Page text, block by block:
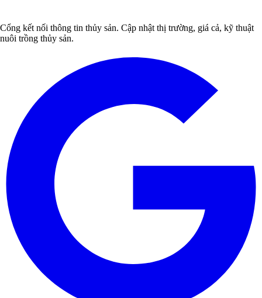
Cổng kết nối thông tin thủy sản. Cập nhật thị trường, giá cả, kỹ thuật
nuôi trồng thủy sản.